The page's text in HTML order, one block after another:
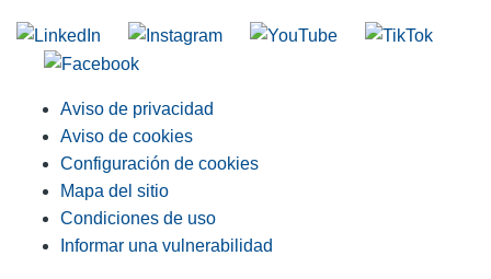
Aviso de privacidad
Aviso de cookies
Configuración de cookies
Mapa del sitio
Condiciones de uso
Informar una vulnerabilidad